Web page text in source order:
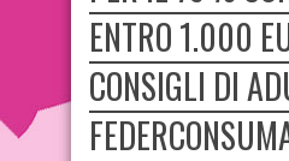
ENTRO 1.000
CONSIGLI DI